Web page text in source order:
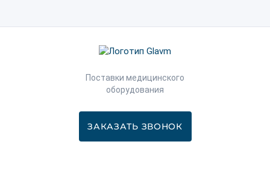
Поставки медицинского
оборудования
ЗАКАЗАТЬ ЗВОНОК